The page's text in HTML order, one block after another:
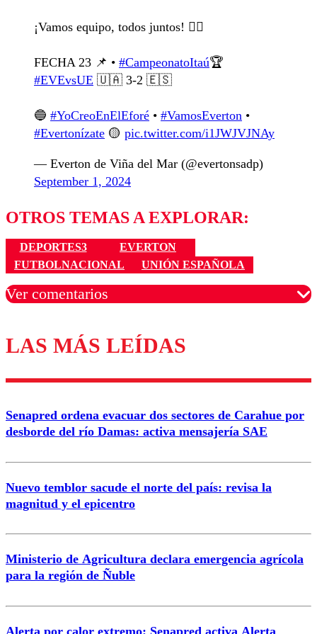
¡Vamos equipo, todos juntos! ❤️‍🔥
FECHA 23 📌 • #CampeonatoItaú🏆
#EVEvsUE 🇺🇦 3-2 🇪🇸
🔵 #YoCreoEnElEforé • #VamosEverton •
#Evertonízate 🟡 pic.twitter.com/i1JWJVJNAy
— Everton de Viña del Mar (@evertonsadp)
September 1, 2024
OTROS TEMAS A EXPLORAR:
DEPORTES3
EVERTON
FUTBOLNACIONAL
UNIÓN ESPAÑOLA
Ver comentarios
Los comentarios son moderados para garantizar un
diálogo respetuoso.
Correo
LAS MÁS LEÍDAS
Senapred ordena evacuar dos sectores de Carahue por
desborde del río Damas: activa mensajería SAE
Nuevo temblor sacude el norte del país: revisa la
magnitud y el epicentro
Ministerio de Agricultura declara emergencia agrícola
para la región de Ñuble